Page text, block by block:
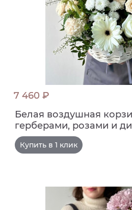
7 460 ₽
Белая воздушная
герберами, розами и
Купить в 1 клик